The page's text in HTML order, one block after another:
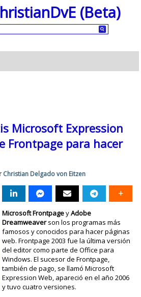
(Beta)
Microsoft Expression
Frontpage para hacer
Christian Delgado von Eitzen
Microsoft FrontpageyAdobe
Dreamweaverson los programas más
famosos y conocidos para hacer páginas
web. Frontpage 2003 fue la última versión
del editor como parte de Office para
Windows. El sucesor de Frontpage,
también de pago, se llamó Microsoft
Expression Web, apareció en el año 2006
y tuvo cuatro versiones.